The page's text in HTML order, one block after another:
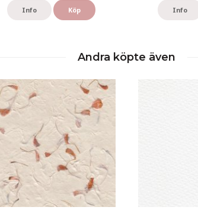
Info Köp Info
Andra köpte även